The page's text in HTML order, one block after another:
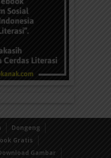
Dongeng
Gratis
Gambar